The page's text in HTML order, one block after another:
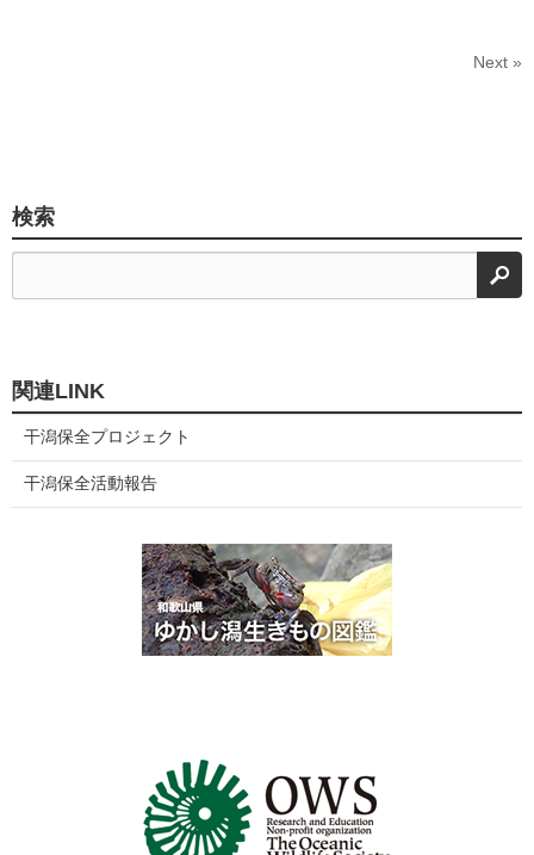
Next »
検索
検
関連LINK
干潟保全プロジェクト
干潟保全活動報告